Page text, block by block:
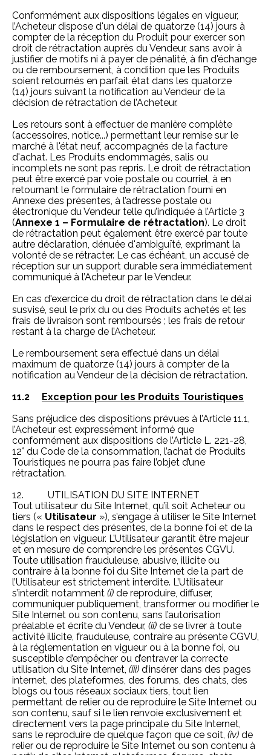
Conformément aux dispositions légales en vigueur,
l’Acheteur dispose d'un délai de quatorze (14) jours à
compter de la réception du Produit pour exercer son
droit de rétractation auprès du Vendeur, sans avoir à
justifier de motifs ni à payer de pénalité, à fin d'échange
ou de remboursement, à condition que les Produits
soient retournés en parfait état dans les quatorze
(14) jours suivant la notification au Vendeur de la
décision de rétractation de l’Acheteur.
Les retours sont à effectuer de manière complète
(accessoires, notice...) permettant leur remise sur le
marché à l'état neuf, accompagnés de la facture
d'achat. Les Produits endommagés, salis ou
incomplets ne sont pas repris. Le droit de rétractation
peut être exercé par voie postale ou courriel, à en
retournant le formulaire de rétractation fourni en
Annexe des présentes, à l’adresse postale ou
électronique du Vendeur telle qu’indiquée à l’Article 3
(Annexe 1 – Formulaire de rétractation). Le droit
de rétractation peut également être exercé par toute
autre déclaration, dénuée d'ambiguïté, exprimant la
volonté de se rétracter. Le cas échéant, un accusé de
réception sur un support durable sera immédiatement
communiqué à l’Acheteur par le Vendeur.
En cas d'exercice du droit de rétractation dans le délai
susvisé, seul le prix du ou des Produits achetés et les
frais de livraison sont remboursés ; les frais de retour
restant à la charge de l’Acheteur.
Le remboursement sera effectué dans un délai
maximum de quatorze (14) jours à compter de la
notification au Vendeur de la décision de rétractation.
11.2
Exception pour les Produits Touristiques
Sans préjudice des dispositions prévues à l’Article 11.1,
l’Acheteur est expressément informé que
conformément aux dispositions de l’Article L. 221-28,
12° du Code de la consommation, l’achat de Produits
Touristiques ne pourra pas faire l’objet d’une
rétractation.
12. UTILISATION DU SITE INTERNET
Tout utilisateur du Site Internet, qu’il soit Acheteur ou
tiers (« Utilisateur »), s’engage à utiliser le Site Internet
dans le respect des présentes, de la bonne foi et de la
législation en vigueur. L’Utilisateur garantit être majeur
et en mesure de comprendre les présentes CGVU.
Toute utilisation frauduleuse, abusive, illicite ou
contraire à la bonne foi du Site Internet de la part de
l’Utilisateur est strictement interdite. L’Utilisateur
s’interdit notamment (i) de reproduire, diffuser,
communiquer publiquement, transformer ou modifier le
Site Internet ou son contenu, sans l’autorisation
préalable et écrite du Vendeur, (ii) de se livrer à toute
activité illicite, frauduleuse, contraire au présente CGVU,
à la réglementation en vigueur ou à la bonne foi, ou
susceptible d’empêcher ou d’entraver la correcte
utilisation du Site Internet, (iii) d’insérer dans des pages
internet, des plateformes, des forums, des chats, des
blogs ou tous réseaux sociaux tiers, tout lien
permettant de relier ou de reproduire le Site Internet ou
son contenu, sauf si le lien renvoie exclusivement et
directement vers la page principale du Site Internet,
sans le reproduire de quelque façon que ce soit, (iv) de
relier ou de reproduire le Site Internet ou son contenu à